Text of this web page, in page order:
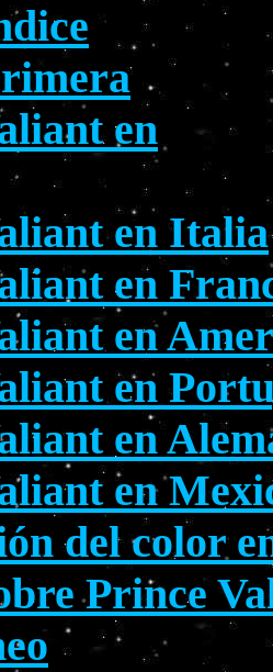
en
en Italia
en
en
en
en
en
del color
Prince